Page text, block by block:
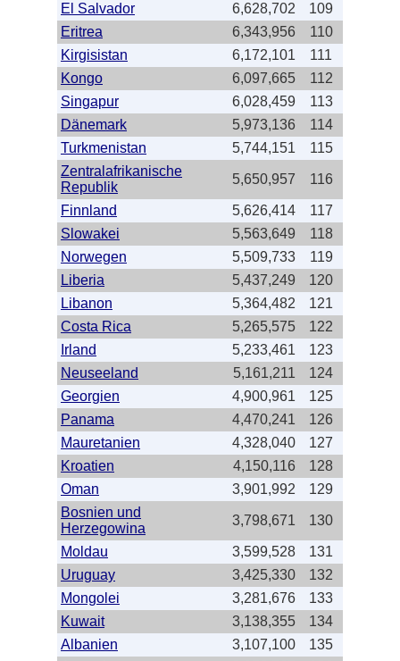
El Salvador
6,628,702
109
Eritrea
6,343,956
110
Kirgisistan
6,172,101
111
Kongo
6,097,665
112
Singapur
6,028,459
113
Dänemark
5,973,136
114
Turkmenistan
5,744,151
115
Zentralafrikanische
Republik
5,650,957 116
Finnland 5,626,414
117
Slowakei
5,563,649
118
Norwegen
5,509,733
119
Liberia
5,437,249
120
Libanon
5,364,482
121
Costa Rica
5,265,575
122
Irland
5,233,461
123
Neuseeland
5,161,211
124
Georgien
4,900,961
125
Panama
4,470,241
126
Mauretanien
4,328,040
127
Kroatien
4,150,116
128
Oman
3,901,992
129
Bosnien und
Herzegowina
3,798,671 130
Moldau 3,599,528
131
Uruguay
3,425,330
132
Mongolei
3,281,676
133
Kuwait
3,138,355
134
Albanien
3,107,100
135